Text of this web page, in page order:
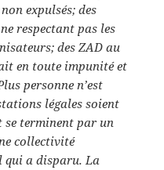
expulsés; des
respectant pas les
des ZAD au
en toute impunité et
personne n’est
légales soient
se terminent par un
collectivité
qui a disparu. La